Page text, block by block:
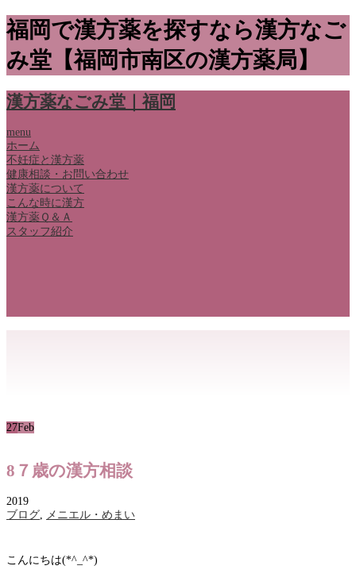
福岡で漢方薬を探すなら漢方なご
み堂【福岡市南区の漢方薬局】
漢方薬なごみ堂｜福岡
menu
ホーム
不妊症と漢方薬
健康相談・お問い合わせ
漢方薬について
こんな時に漢方
漢方薬Ｑ＆Ａ
スタッフ紹介
27Feb
8７歳の漢方相談
2019
ブログ, メニエル・めまい
こんにちは(*^_^*)